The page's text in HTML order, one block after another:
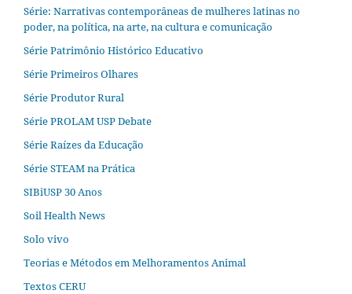
Série: Narrativas contemporâneas de mulheres latinas no
poder, na política, na arte, na cultura e comunicação
Série Patrimônio Histórico Educativo
Série Primeiros Olhares
Série Produtor Rural
Série PROLAM USP Debate
Série Raízes da Educação
Série STEAM na Prática
SIBiUSP 30 Anos
Soil Health News
Solo vivo
Teorias e Métodos em Melhoramentos Animal
Textos CERU